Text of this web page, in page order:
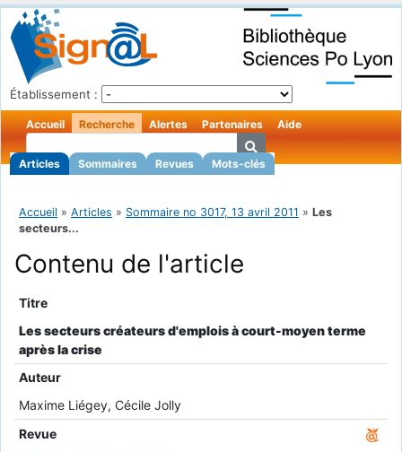
Établissement :
Accueil Recherche
Articles Sommaires Revues Mots-clés
Alertes Partenaires Aide
Accueil » Articles » Sommaire no 3017, 13 avril 2011 » Les
secteurs...
Contenu de l'article
Titre
Les secteurs créateurs d'emplois à court-moyen terme
après la crise
Auteur
Maxime Liégey, Cécile Jolly
Revue